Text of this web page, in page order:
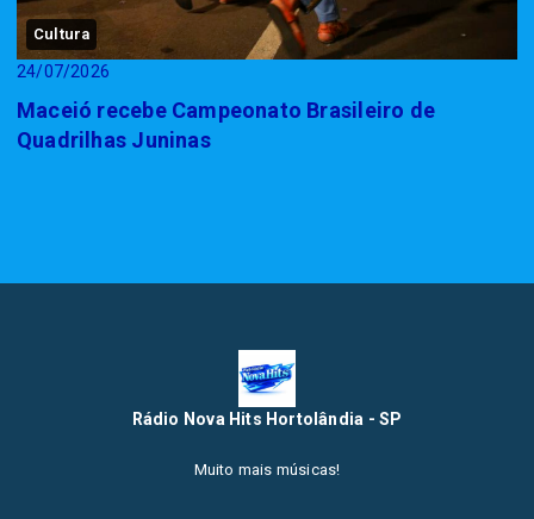
Cultura
24/07/2026
Maceió recebe Campeonato Brasileiro de
Quadrilhas Juninas
Rádio Nova Hits Hortolândia - SP
Muito mais músicas!